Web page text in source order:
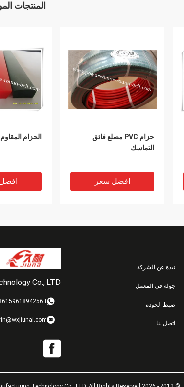
المنتجات
الحزام المقاوم
حزام PVC مضلع فائق
التماسك
افضل سعر
نطاق درجة
Co., LTD
+8615961894256
نبذة عن الشركة
جولة في المعمل
ضبط الجودة
اتصل بنا